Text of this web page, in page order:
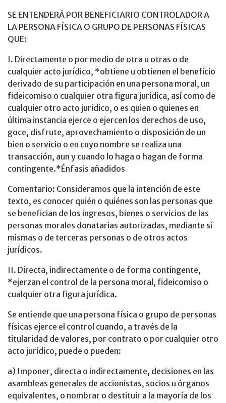
SE ENTENDERÁ POR BENEFICIARIO CONTROLADOR A
LA PERSONA FÍSICA O GRUPO DE PERSONAS FÍSICAS
QUE:
I. Directamente o por medio de otra u otras o de
cualquier acto jurídico, *obtiene u obtienen el beneficio
derivado de su participación en una persona moral, un
fideicomiso o cualquier otra figura jurídica, así como de
cualquier otro acto jurídico, o es quien o quienes en
última instancia ejerce o ejercen los derechos de uso,
goce, disfrute, aprovechamiento o disposición de un
bien o servicio o en cuyo nombre se realiza una
transacción, aun y cuando lo haga o hagan de forma
contingente.*Énfasis añadidos
Comentario: Consideramos que la intención de este
texto, es conocer quién o quiénes son las personas que
se benefician de los ingresos, bienes o servicios de las
personas morales donatarias autorizadas, mediante sí
mismas o de terceras personas o de otros actos
jurídicos.
II. Directa, indirectamente o de forma contingente,
*ejerzan el control de la persona moral, fideicomiso o
cualquier otra figura jurídica.
Se entiende que una persona física o grupo de personas
físicas ejerce el control cuando, a través de la
titularidad de valores, por contrato o por cualquier otro
acto jurídico, puede o pueden:
a) Imponer, directa o indirectamente, decisiones en las
asambleas generales de accionistas, socios u órganos
equivalentes, o nombrar o destituir a la mayoría de los